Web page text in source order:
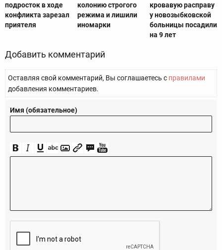
подросток в ходе
конфликта зарезал
приятеля
колонию строгого
режима и лишили
иномарки
кровавую расправу
у новозыбковской
больницы посадили
на 9 лет
Добавить комментарий
Оставляя свой комментарий, Вы соглашаетесь с правилами
добавления комментариев.
Имя (обязательное)